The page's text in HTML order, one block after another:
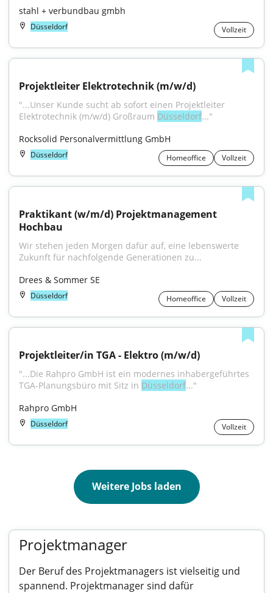
stahl + verbundbau gmbh
Düsseldorf Vollzeit
Projektleiter Elektrotechnik (m/w/d)
"...Unser Kunde sucht ab sofort einen Projektleiter
Elektrotechnik (m/w/d) Großraum Düsseldorf..."
Rocksolid Personalvermittlung GmbH
Düsseldorf Homeoffice Vollzeit
Praktikant (w/m/d) Projektmanagement
Hochbau
Wir stehen jeden Morgen dafür auf, eine lebenswerte
Zukunft für nachfolgende Generationen zu...
Drees & Sommer SE
Düsseldorf Homeoffice Vollzeit
Projektleiter/in TGA - Elektro (m/w/d)
"...Die Rahpro GmbH ist ein modernes inhabergeführtes
TGA-Planungsbüro mit Sitz in Düsseldorf..."
Rahpro GmbH
Düsseldorf Vollzeit
Weitere Jobs laden
Projektmanager
Der Beruf des Projektmanagers ist vielseitig und
spannend. Projektmanager sind dafür